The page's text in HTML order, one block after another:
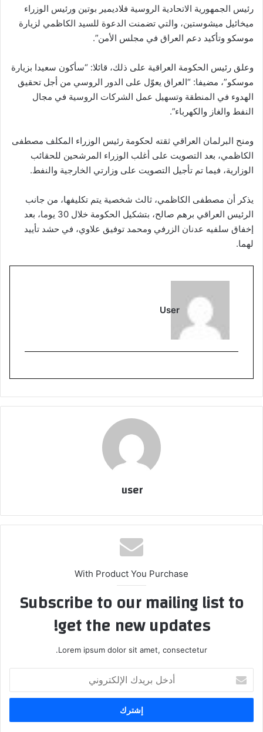
رئيس الجمهورية الاتحادية الروسية فلاديمير بوتين ورئيس الوزراء
ميخائيل ميشوستين، والتي تضمنت الدعوة للسيد الكاظمي لزيارة
موسكو وتأكيد دعم العراق في مجلس الأمن”.
وعلق رئيس الحكومة العراقية على ذلك، قائلا: “سأكون سعيدا بزيارة
موسكو”، مضيفا: “العراق يعوّل على الدور الروسي من أجل تحقيق
الهدوء في المنطقة وتسهيل عمل الشركات الروسية في مجال
النفط والغاز والكهرباء”.
ومنح البرلمان العراقي ثقته لحكومة رئيس الوزراء المكلف مصطفى
الكاظمي، بعد التصويت على أغلب الوزراء المرشحين للحقائب
الوزارية، فيما تم تأجيل التصويت على وزارتي الخارجية والنفط.
يذكر أن مصطفى الكاظمي، ثالث شخصية يتم تكليفها، من جانب
الرئيس العراقي برهم صالح، بتشكيل الحكومة خلال 30 يوما، بعد
إخفاق سلفيه عدنان الزرفي ومحمد توفيق علاوي، في حشد تأييد
لهما.
User
user
With Product You Purchase
Subscribe to our mailing list to
get the new updates!
Lorem ipsum dolor sit amet, consectetur.
بريدك
الإلكتروني